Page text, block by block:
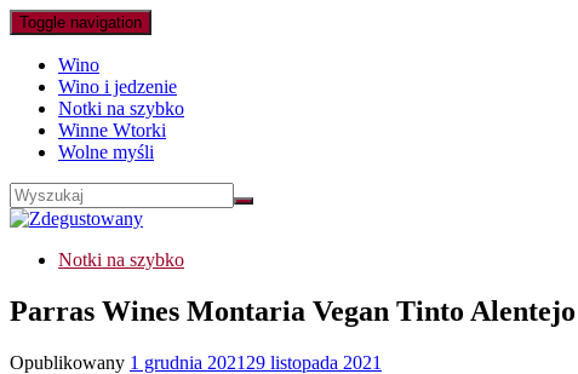
Toggle navigation
Wino
Wino i jedzenie
Notki na szybko
Winne Wtorki
Wolne myśli
Notki na szybko
Parras Wines Montaria Vegan Tinto Alentejo
Opublikowany 1 grudnia 2021 29 listopada 2021